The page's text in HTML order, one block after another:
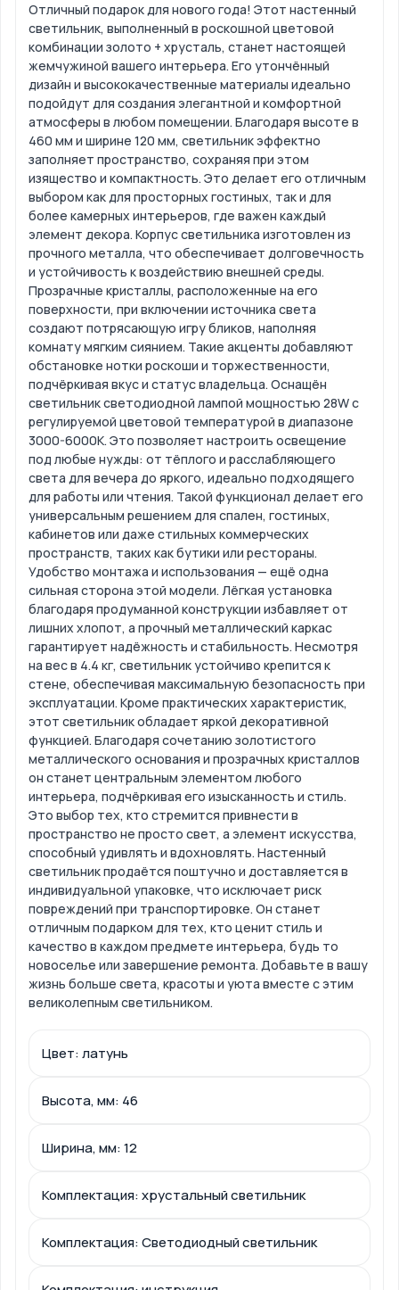
Отличный подарок для нового года! Этот настенный
светильник, выполненный в роскошной цветовой
комбинации золото + хрусталь, станет настоящей
жемчужиной вашего интерьера. Его утончённый
дизайн и высококачественные материалы идеально
подойдут для создания элегантной и комфортной
атмосферы в любом помещении. Благодаря высоте в
460 мм и ширине 120 мм, светильник эффектно
заполняет пространство, сохраняя при этом
изящество и компактность. Это делает его отличным
выбором как для просторных гостиных, так и для
более камерных интерьеров, где важен каждый
элемент декора. Корпус светильника изготовлен из
прочного металла, что обеспечивает долговечность
и устойчивость к воздействию внешней среды.
Прозрачные кристаллы, расположенные на его
поверхности, при включении источника света
создают потрясающую игру бликов, наполняя
комнату мягким сиянием. Такие акценты добавляют
обстановке нотки роскоши и торжественности,
подчёркивая вкус и статус владельца. Оснащён
светильник светодиодной лампой мощностью 28W с
регулируемой цветовой температурой в диапазоне
3000-6000K. Это позволяет настроить освещение
под любые нужды: от тёплого и расслабляющего
света для вечера до яркого, идеально подходящего
для работы или чтения. Такой функционал делает его
универсальным решением для спален, гостиных,
кабинетов или даже стильных коммерческих
пространств, таких как бутики или рестораны.
Удобство монтажа и использования — ещё одна
сильная сторона этой модели. Лёгкая установка
благодаря продуманной конструкции избавляет от
лишних хлопот, а прочный металлический каркас
гарантирует надёжность и стабильность. Несмотря
на вес в 4.4 кг, светильник устойчиво крепится к
стене, обеспечивая максимальную безопасность при
эксплуатации. Кроме практических характеристик,
этот светильник обладает яркой декоративной
функцией. Благодаря сочетанию золотистого
металлического основания и прозрачных кристаллов
он станет центральным элементом любого
интерьера, подчёркивая его изысканность и стиль.
Это выбор тех, кто стремится привнести в
пространство не просто свет, а элемент искусства,
способный удивлять и вдохновлять. Настенный
светильник продаётся поштучно и доставляется в
индивидуальной упаковке, что исключает риск
повреждений при транспортировке. Он станет
отличным подарком для тех, кто ценит стиль и
качество в каждом предмете интерьера, будь то
новоселье или завершение ремонта. Добавьте в вашу
жизнь больше света, красоты и уюта вместе с этим
великолепным светильником.
Цвет: латунь
Высота, мм: 46
Ширина, мм: 12
Комплектация: хрустальный светильник
Комплектация: Светодиодный светильник